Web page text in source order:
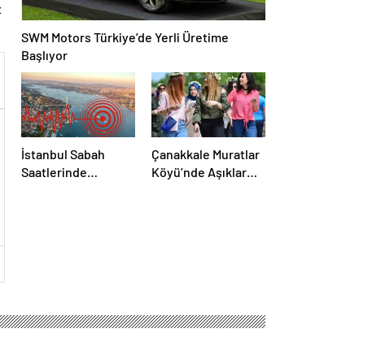
SWM Motors Türkiye’de Yerli Üretime
Başlıyor
İstanbul Sabah
Saatlerinde
Çanakkale Muratlar
Köyü’nde Aşıklar